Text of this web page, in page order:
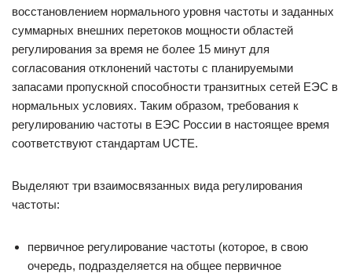
восстановлением нормального уровня частоты и заданных
суммарных внешних перетоков мощности областей
регулирования за время не более 15 минут для
согласования отклонений частоты с планируемыми
запасами пропускной способности транзитных сетей ЕЭС в
нормальных условиях. Таким образом, требования к
регулированию частоты в ЕЭС России в настоящее время
соответствуют стандартам UCTE.
Выделяют три взаимосвязанных вида регулирования
частоты:
первичное регулирование частоты (которое, в свою
очередь, подразделяется на общее первичное